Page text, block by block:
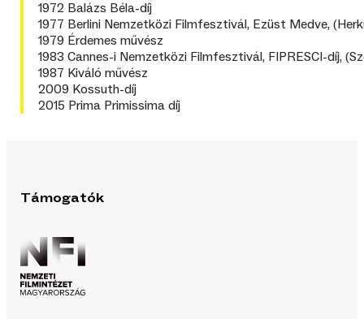
1972 Balázs Béla-díj
1977 Berlini Nemzetközi Filmfesztivál, Ezüst Medve,
1979 Érdemes művész
1983 Cannes-i Nemzetközi Filmfesztivál, FIPRESCI-díj,
1987 Kiváló művész
2009 Kossuth-díj
2015 Prima Primissima díj
Támogatók